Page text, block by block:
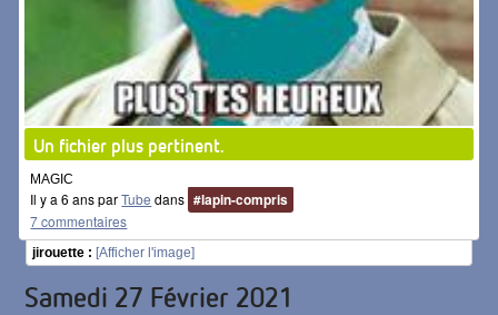
Un fichier plus pertinent.
MAGIC
Il y a 6 ans parTube dans #lapin-compris
7 commentaires
jirouette : [Afficher l'image]
Samedi 27 Février 2021